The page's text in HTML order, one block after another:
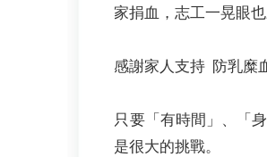
家捐血，志工一晃眼
感謝家人支持 防乳糜
只要「有時間」、「
是很大的挑戰。